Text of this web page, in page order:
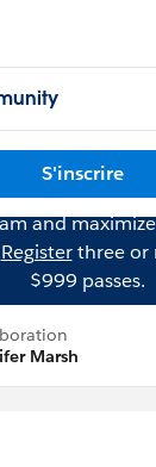
S'inscrire
and
Registerthree or
$999 passes.
Marsh